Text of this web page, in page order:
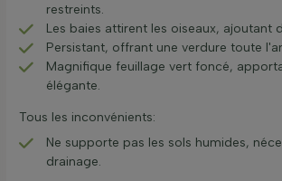
restreints.
Les baies attirent les oiseaux, ajoutant
Persistant, offrant une verdure toute
Magnifique feuillage vert foncé,
élégante.
Tous les inconvénients:
Ne supporte pas les sols humides,
drainage.